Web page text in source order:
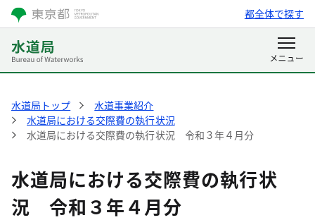
都全体で探す
水道局トップ
水道事業紹介
水道局における交際費の執行状況
水道局における交際費の執行状況 令和３年４月分
水道局における交際費の執行状
況 令和３年４月分